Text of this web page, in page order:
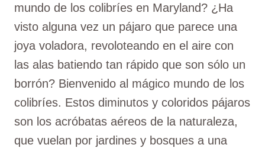
mundo de los colibríes en Maryland? ¿Ha
visto alguna vez un pájaro que parece una
joya voladora, revoloteando en el aire con
las alas batiendo tan rápido que son sólo un
borrón? Bienvenido al mágico mundo de los
colibríes. Estos diminutos y coloridos pájaros
son los acróbatas aéreos de la naturaleza,
que vuelan por jardines y bosques a una